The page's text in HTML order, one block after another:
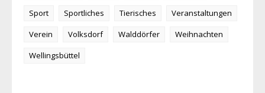
Sport
Sportliches Tierisches
Veranstaltungen
Verein
Volksdorf Walddörfer
Weihnachten
Wellingsbüttel